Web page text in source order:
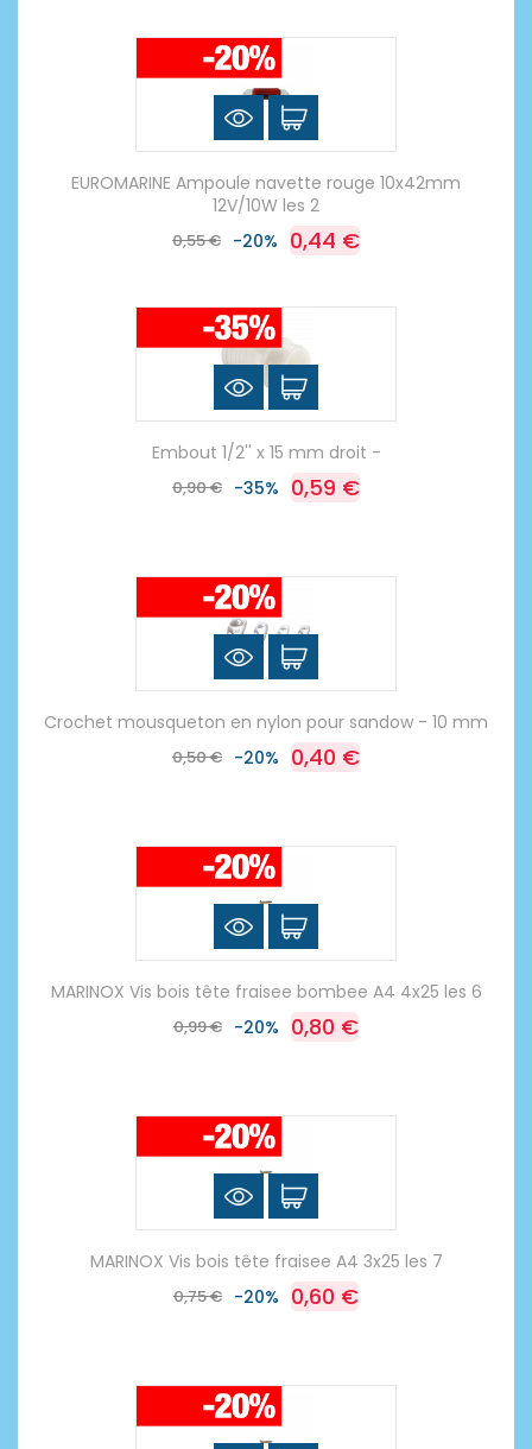
EUROMARINE Ampoule navette rouge 10x42mm
12V/10W les 2
0,55 € -20% 0,44 €
Embout 1/2'' x 15 mm droit -
0,90 € -35% 0,59 €
Crochet mousqueton en nylon pour sandow - 10 mm
0,50 € -20% 0,40 €
MARINOX Vis bois tête fraisee bombee A4 4x25 les 6
0,99 € -20% 0,80 €
MARINOX Vis bois tête fraisee A4 3x25 les 7
0,75 € -20% 0,60 €